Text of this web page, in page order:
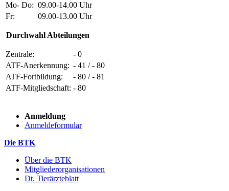
Mo- Do: 09.00-14.00 Uhr
Fr:
09.00-13.00 Uhr
Durchwahl Abteilungen
Zentrale:
- 0
ATF-Anerkennung: - 41 / - 80
ATF-Fortbildung:
- 80 / - 81
ATF-Mitgliedschaft: - 80
Anmeldung
Anmeldeformular
Die BTK
Über die BTK
Mitgliederorganisationen
Dt. Tierärzteblatt